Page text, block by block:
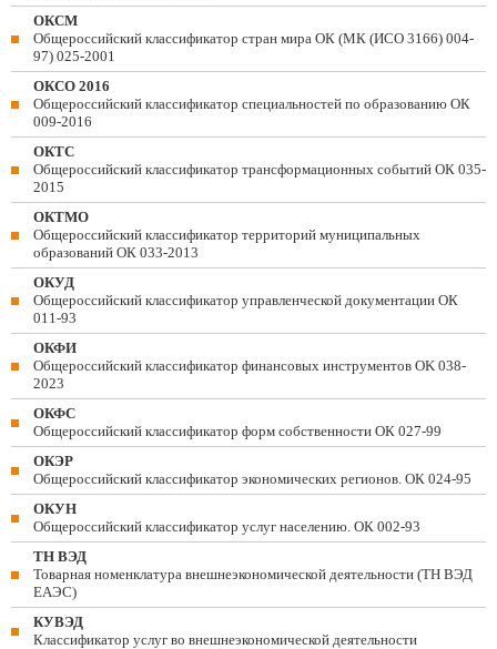
ОКСМ
Общероссийский классификатор стран мира ОК (МК (ИСО 3166) 004-
97) 025-2001
ОКСО 2016
Общероссийский классификатор специальностей по образованию ОК
009-2016
ОКТС
Общероссийский классификатор трансформационных событий ОК 035-
2015
ОКТМО
Общероссийский классификатор территорий муниципальных
образований ОК 033-2013
ОКУД
Общероссийский классификатор управленческой документации ОК
011-93
ОКФИ
Общероссийский классификатор финансовых инструментов OK 038-
2023
ОКФС
Общероссийский классификатор форм собственности ОК 027-99
ОКЭР
Общероссийский классификатор экономических регионов. ОК 024-95
ОКУН
Общероссийский классификатор услуг населению. ОК 002-93
ТН ВЭД
Товарная номенклатура внешнеэкономической деятельности (ТН ВЭД
ЕАЭС)
КУВЭД
Классификатор услуг во внешнеэкономической деятельности